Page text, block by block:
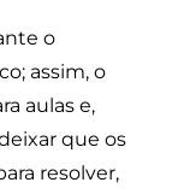
o
assim, o
aulas e,
que os
resolver,